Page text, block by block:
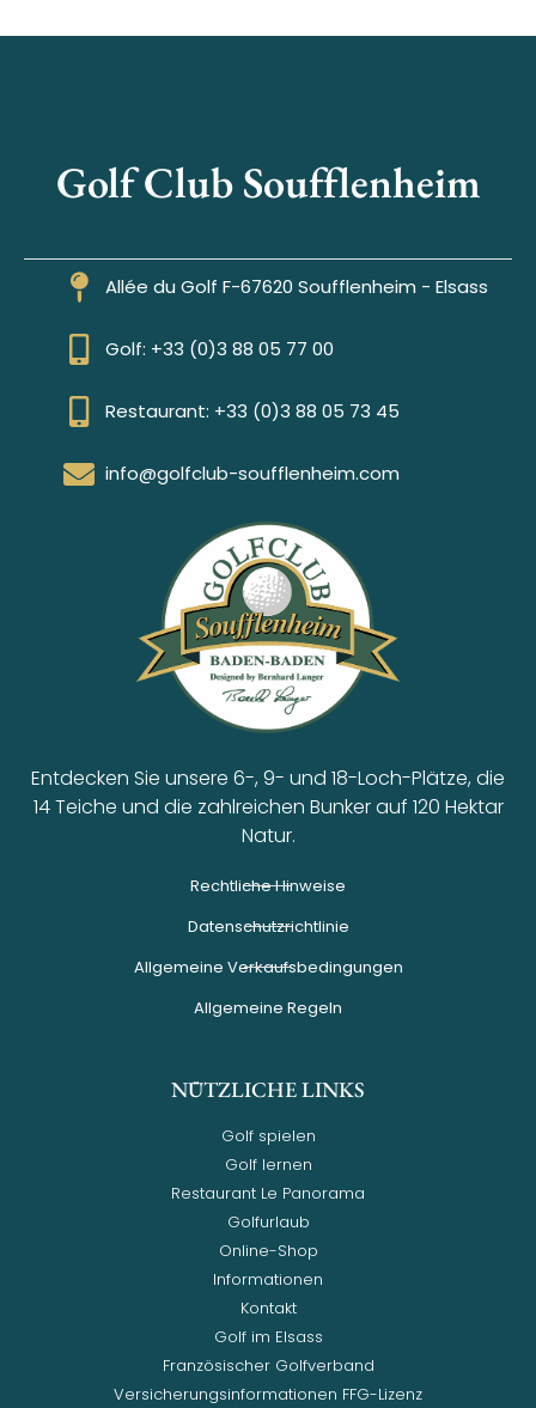
Golf Club Soufflenheim
Allée du Golf F-67620 Soufflenheim - Elsass
Golf: +33 (0)3 88 05 77 00
Restaurant: +33 (0)3 88 05 73 45
info@golfclub-soufflenheim.com
Entdecken Sie unsere 6-, 9- und 18-Loch-Plätze, die
14 Teiche und die zahlreichen Bunker auf 120 Hektar
Natur.
Rechtliche Hinweise
Datenschutzrichtlinie
Allgemeine Verkaufsbedingungen
Allgemeine Regeln
NÜTZLICHE LINKS
Golf spielen
Golf lernen
Restaurant Le Panorama
Golfurlaub
Online-Shop
Informationen
Kontakt
Golf im Elsass
Französischer Golfverband
Versicherungsinformationen FFG-Lizenz